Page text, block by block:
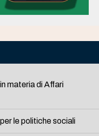
materia di Affari
le politiche sociali